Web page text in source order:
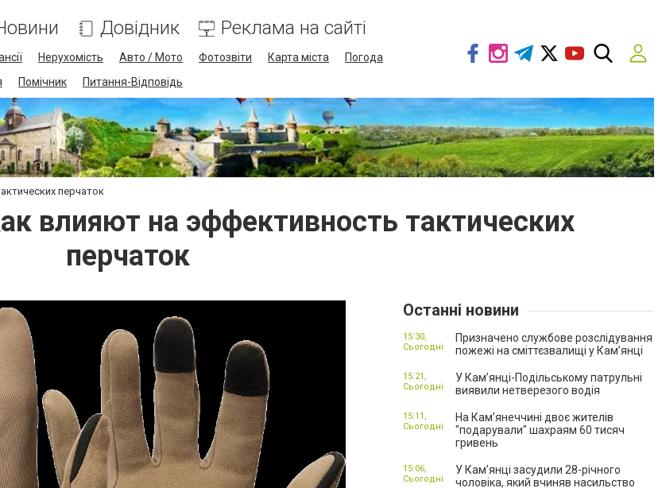
Довідник Реклама на сайті
Нерухомість Авто / Мото Фотозвіти Карта міста
Погода
Помічник Питання-Відповідь
перчаток
влияют на эффективность тактических
перчаток
Останні новини
Призначено службове розслідування
пожежі на сміттєзвалищі у Кам’янці
15:30,
Сьогодні
У Кам’янці-Подільському патрульні
виявили нетверезого водія
15:21,
Сьогодні
На Камʼянеччині двоє жителів
"подарували" шахраям 60 тисяч
гривень
15:11,
Сьогодні
У Камʼянці засудили 28-річного
чоловіка, який вчиняв насильство
15:06,
Сьогодні